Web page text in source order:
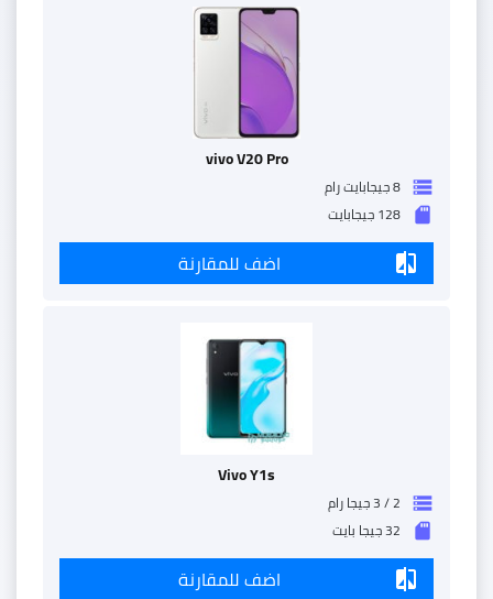
vivo V20 Pro
storage 8 جيجابايت رام
sd_storage 128 جيجابايت
compare اضف للمقارنة
Vivo Y1s
storage 2 / 3 جيجا رام
sd_storage 32 جيجا بايت
compare اضف للمقارنة